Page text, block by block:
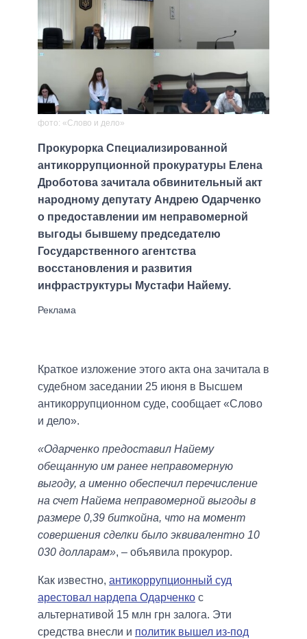
фото: «Слово и дело»
Прокурорка Специализированной
антикоррупционной прокуратуры Елена
Дроботова зачитала обвинительный акт
народному депутату Андрею Одарченко
о предоставлении им неправомерной
выгоды бывшему председателю
Государственного агентства
восстановления и развития
инфраструктуры Мустафи Найему.
Краткое изложение этого акта она зачитала в
судебном заседании 25 июня в Высшем
антикоррупционном суде, сообщает «Слово
и дело».
«Одарченко предоставил Найему
обещанную им ранее неправомерную
выгоду, а именно обеспечил перечисление
на счет Найема неправомерной выгоды в
размере 0,39 биткойна, что на момент
совершения сделки было эквивалентно 10
030 долларам», – объявила прокурор.
Как известно, антикоррупционный суд
арестовал нардепа Одарченко с
альтернативой 15 млн грн залога. Эти
средства внесли и политик вышел из-под